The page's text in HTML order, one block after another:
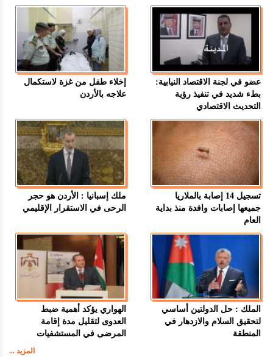
عضو في لجنة الاقتصاد النيابية:
بطء شديد في تنفيذ رؤية
التحديث الاقتصادي
إخلاء طفل من غزة لاستكمال
علاجه بالأردن
تسجيل 14 إصابة بالملاريا
جميعها إصابات وافدة منذ بداية
العام
ملك إسبانيا : الأردن هو حجر
الرحى في الاستقرار الإقليمي
الملك : حل الدولتين أساسي
لتحقيق السلام والازدهار في
المنطقة
الهواري يؤكد أهمية ضبط
العدوى لتقليل مدة إقامة
المرضى في المستشفيات
المزيد ...